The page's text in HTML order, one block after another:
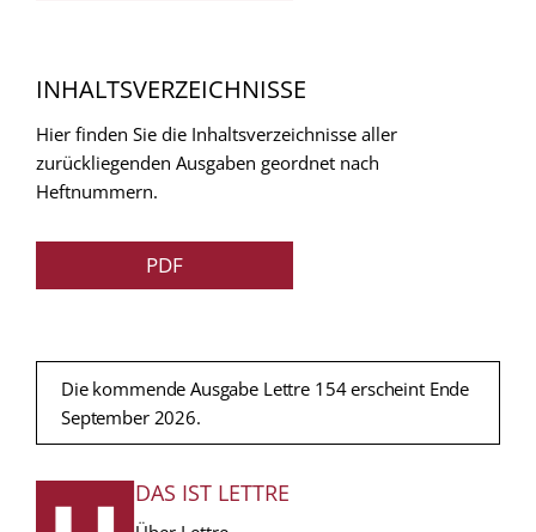
INHALTSVERZEICHNISSE
Hier finden Sie die Inhaltsverzeichnisse aller
zurückliegenden Ausgaben geordnet nach
Heftnummern.
PDF
Die kommende Ausgabe Lettre 154 erscheint Ende
September 2026.
FUSSZEILE
DAS IST LETTRE